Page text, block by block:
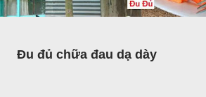
Đu đủ chữa đau dạ dày